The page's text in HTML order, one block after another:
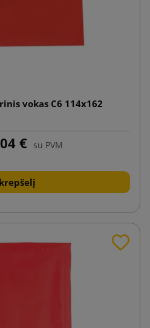
vokas C6 114x162
€ su PVM